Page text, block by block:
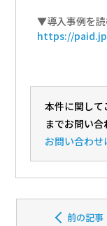
▼導入事例を読
https://
本件に関し
までお問い合
お問い合わせ
前の記事